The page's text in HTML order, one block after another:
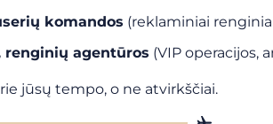
komandos (reklaminiai
renginių agentūros (VIP operacijos,
jūsų tempo, o ne atvirkščiai.